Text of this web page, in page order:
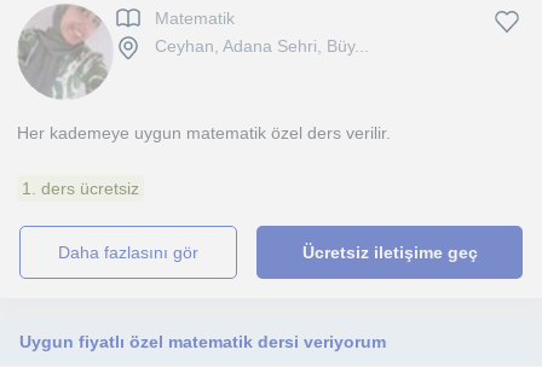
Matematik
Ceyhan, Adana Sehri, Büy...
Her kademeye uygun matematik özel ders verilir.
1. ders ücretsiz
daha fazlasını gör Ücretsiz iletişime geç
Uygun fiyatlı özel matematik dersi veriyorum